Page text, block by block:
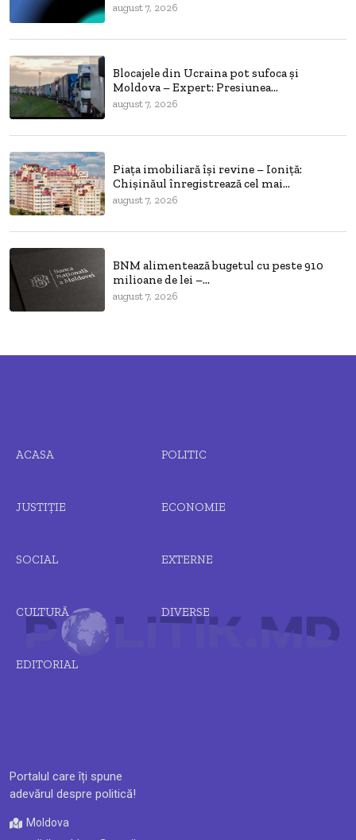
august 7, 2026
Blocajele din Ucraina pot sufoca și
Moldova – Expert: Presiunea...
august 7, 2026
Piața imobiliară își revine – Ioniță:
Chișinăul înregistrează cel mai...
august 7, 2026
BNM alimentează bugetul cu peste 910
milioane de lei –...
august 7, 2026
Portalul care îți spune
adevărul despre politică!
Moldova
ACASA POLITIC
JUSTIȚIE ECONOMIE
SOCIAL EXTERNE
CULTURĂ DIVERSE
EDITORIAL